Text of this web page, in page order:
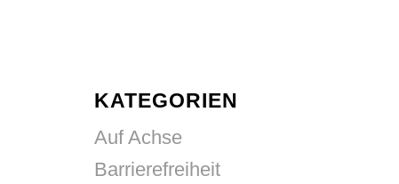
KATEGORIEN
Auf Achse
Barrierefreiheit